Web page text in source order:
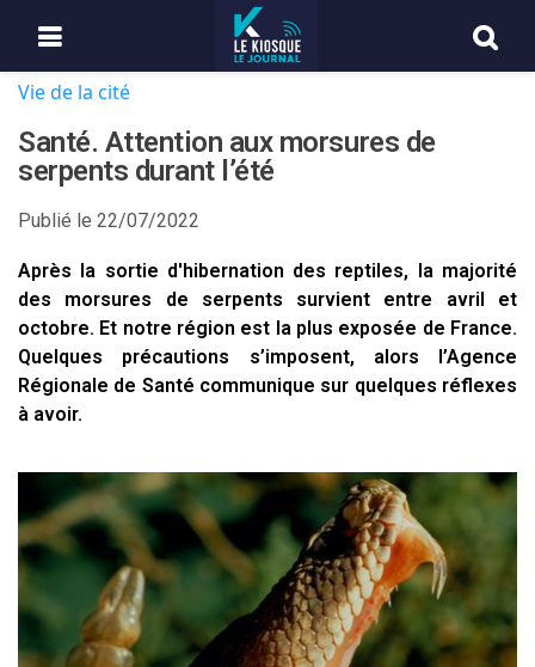
Vie de la cité
Santé. Attention aux morsures de
serpents durant l’été
Publié le 22/07/2022
Après la sortie d'hibernation des reptiles, la majorité
des morsures de serpents survient entre avril et
octobre. Et notre région est la plus exposée de France.
Quelques précautions s’imposent, alors l’Agence
Régionale de Santé communique sur quelques réflexes
à avoir.